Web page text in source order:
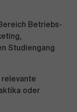
Betriebs-
Studiengang
relevante
oder